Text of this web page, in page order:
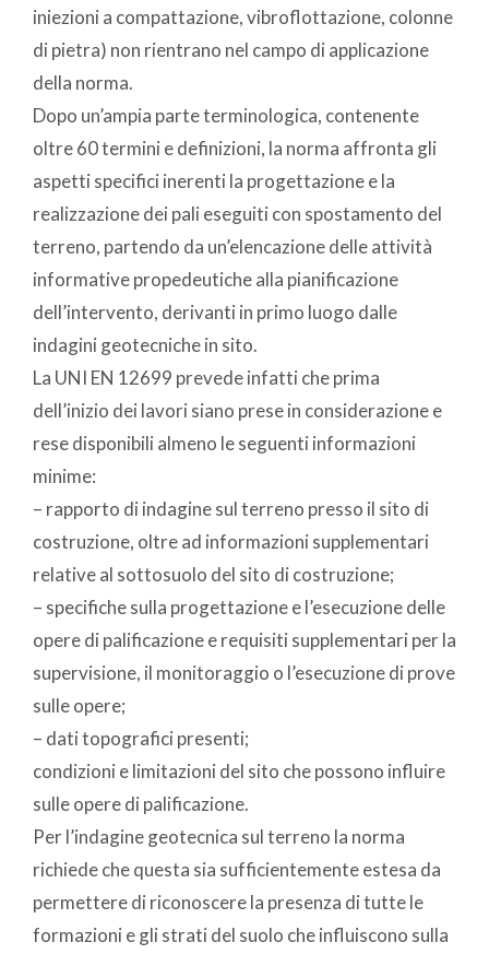
iniezioni a compattazione, vibroflottazione, colonne
di pietra) non rientrano nel campo di applicazione
della norma.
Dopo un’ampia parte terminologica, contenente
oltre 60 termini e definizioni, la norma affronta gli
aspetti specifici inerenti la progettazione e la
realizzazione dei pali eseguiti con spostamento del
terreno, partendo da un’elencazione delle attività
informative propedeutiche alla pianificazione
dell’intervento, derivanti in primo luogo dalle
indagini geotecniche in sito.
La UNI EN 12699 prevede infatti che prima
dell’inizio dei lavori siano prese in considerazione e
rese disponibili almeno le seguenti informazioni
minime:
– rapporto di indagine sul terreno presso il sito di
costruzione, oltre ad informazioni supplementari
relative al sottosuolo del sito di costruzione;
– specifiche sulla progettazione e l’esecuzione delle
opere di palificazione e requisiti supplementari per la
supervisione, il monitoraggio o l’esecuzione di prove
sulle opere;
– dati topografici presenti;
condizioni e limitazioni del sito che possono influire
sulle opere di palificazione.
Per l’indagine geotecnica sul terreno la norma
richiede che questa sia sufficientemente estesa da
permettere di riconoscere la presenza di tutte le
formazioni e gli strati del suolo che influiscono sulla